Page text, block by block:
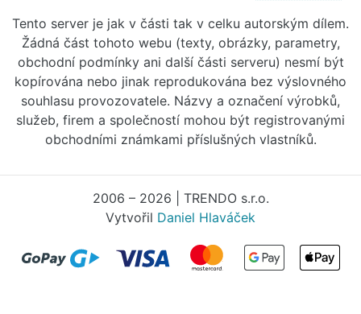
Tento server je jak v části tak v celku autorským dílem.
Žádná část tohoto webu (texty, obrázky, parametry,
obchodní podmínky ani další části serveru) nesmí být
kopírována nebo jinak reprodukována bez výslovného
souhlasu provozovatele. Názvy a označení výrobků,
služeb, firem a společností mohou být registrovanými
obchodními známkami příslušných vlastníků.
2006 – 2026 | TRENDO s.r.o.
Vytvořil Daniel Hlaváček